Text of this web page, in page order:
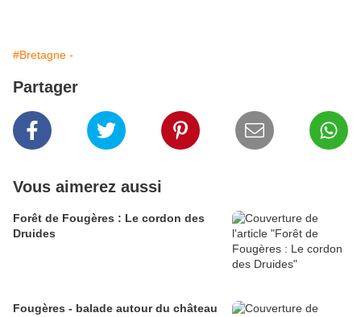
#Bretagne -
Partager
Vous aimerez aussi
Forêt de Fougères : Le cordon des
Druides
Fougères - balade autour du château